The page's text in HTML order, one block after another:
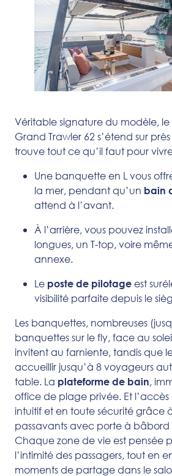
Véritable signature du modèle,
Grand Trawler 62 s’étend sur
trouve tout ce qu’il faut pour
Une banquette en L vous
la mer, pendant qu’un bain
attend à l’avant.
À l’arrière, vous pouvez
longues, un T-top, voire
annexe.
Le poste de pilotage est
visibilité parfaite depuis le
Les banquettes, nombreuses
banquettes sur le fly, face au
invitent au farniente, tandis que
accueillir jusqu’à 8 voyageurs
table. La plateforme de bain,
office de plage privée. Et l’accès
intuitif et en toute sécurité grâce
passavants avec porte à bâbord
Chaque zone de vie est pensée
l’intimité des passagers, tout en
moments de partage dans le